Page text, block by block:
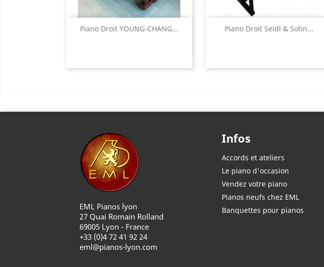
Piano Droit YOUNG-CHANG...
Aperçu rapide Piano Droit Seidl & Sohn...
Aperçu rapide
EML Pianos lyon
27 Quai Romain Rolland
69005 Lyon - France
+33 (0)4 72 41 92 24
eml@pianos-lyon.com
Infos
Accords et ateliers
Le piano d'occasion
Vendez votre piano
Pianos neufs chez EML
Banquettes pour pianos